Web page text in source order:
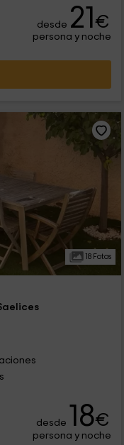
desde 21€
persona y noche
18 Fotos
desde 18€
persona y noche